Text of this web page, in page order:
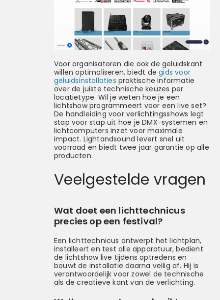
Voor organisatoren die ook de geluidskant
willen optimaliseren, biedt degids voor
geluidsinstallaties praktische informatie
over de juiste technische keuzes per
locatietype. Wil je weten hoe je een
lichtshow programmeert voor een live set?
De handleiding voor verlichtingsshows legt
stap voor stap uit hoe je DMX-systemen en
lichtcomputers inzet voor maximale
impact. Lightandsound levert snel uit
voorraad en biedt twee jaar garantie op alle
producten.
Veelgestelde vragen
Wat doet een lichttechnicus
precies op een festival?
Een lichttechnicus ontwerpt het lichtplan,
installeert en test alle apparatuur, bedient
de lichtshow live tijdens optredens en
bouwt de installatie daarna veilig af. Hij is
verantwoordelijk voor zowel de technische
als de creatieve kant van de verlichting.